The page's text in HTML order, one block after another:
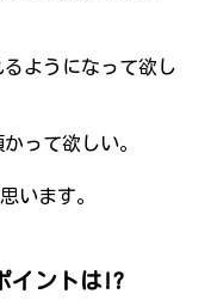
ようになって欲し
って欲しい。
います。
イントは!?